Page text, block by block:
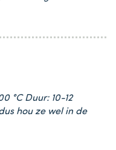
°C Duur: 10-12
hou ze wel in de